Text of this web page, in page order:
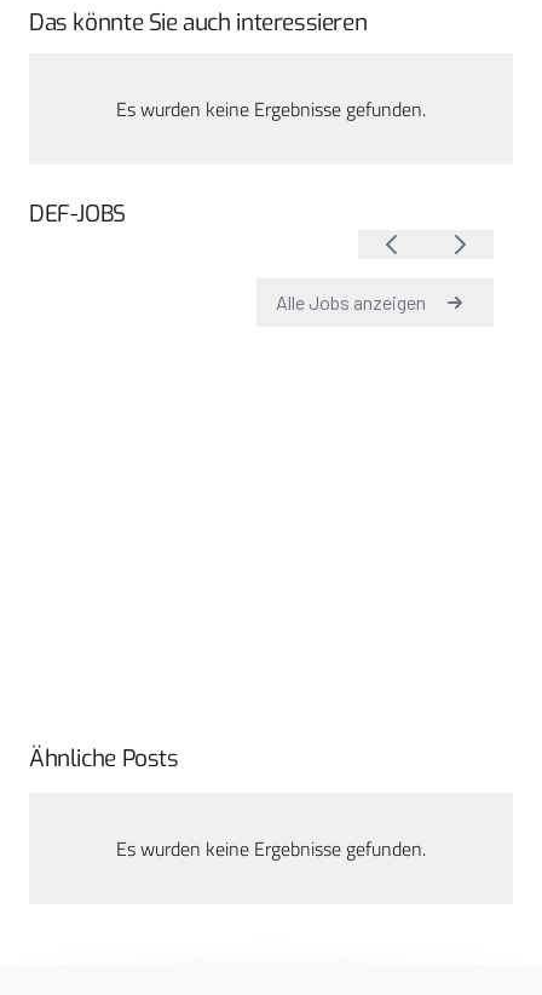
Das könnte Sie auch interessieren
Es wurden keine Ergebnisse gefunden.
DEF-JOBS
Ähnliche Posts
Es wurden keine Ergebnisse gefunden.